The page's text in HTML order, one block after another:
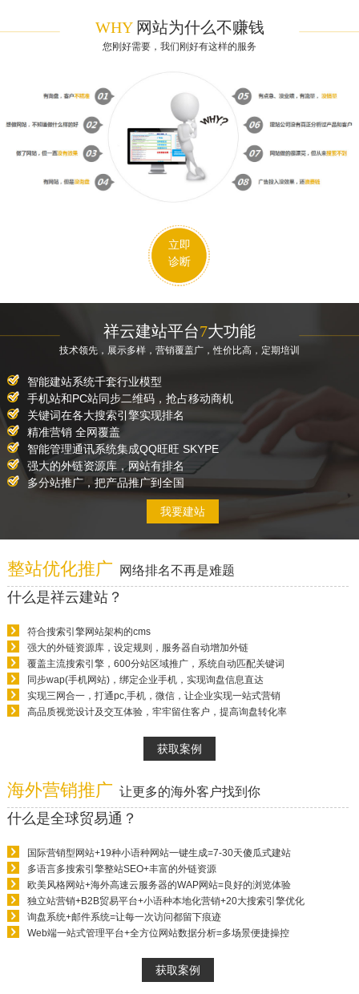
WHY网站为什么不赚钱
您刚好需要，我们刚好有这样的服务
立即
诊断
祥云建站平台7大功能
技术领先，展示多样，营销覆盖广，性价比高，定期培训
智能建站系统千套行业模型
手机站和PC站同步二维码，抢占移动商机
关键词在各大搜索引擎实现排名
精准营销 全网覆盖
智能管理通讯系统集成QQ旺旺 SKYPE
强大的外链资源库，网站有排名
多分站推广，把产品推广到全国
我要建站
整站优化推广 网络排名不再是难题
什么是祥云建站？
符合搜索引擎网站架构的cms
强大的外链资源库，设定规则，服务器自动增加外链
覆盖主流搜索引擎，600分站区域推广，系统自动匹配关键词
同步wap(手机网站)，绑定企业手机，实现询盘信息直达
实现三网合一，打通pc,手机，微信，让企业实现一站式营销
高品质视觉设计及交互体验，牢牢留住客户，提高询盘转化率
获取案例
海外营销推广 让更多的海外客户找到你
什么是全球贸易通？
国际营销型网站+19种小语种网站一键生成=7-30天傻瓜式建站
多语言多搜索引擎整站SEO+丰富的外链资源
欧美风格网站+海外高速云服务器的WAP网站=良好的浏览体验
独立站营销+B2B贸易平台+小语种本地化营销+20大搜索引擎优化
询盘系统+邮件系统=让每一次访问都留下痕迹
Web端一站式管理平台+全方位网站数据分析=多场景便捷操控
获取案例